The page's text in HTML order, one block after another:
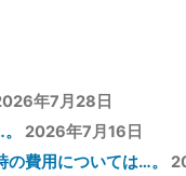
年7月28日
2026年7月16日
費用については…。